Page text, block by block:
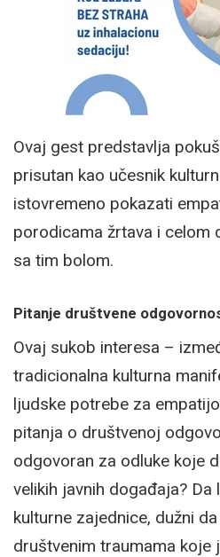
Ovaj gest predstavlja
prisutan kao učesnik
istovremeno pokazati
porodicama žrtava i celom
sa tim bolom.
Pitanje društvene
Ovaj sukob interesa –
tradicionalna kulturna
ljudske potrebe za
pitanja o društvenoj
odgovoran za odluke koje
velikih javnih događaja?
kulturne zajednice, dužni
društvenim traumama koje